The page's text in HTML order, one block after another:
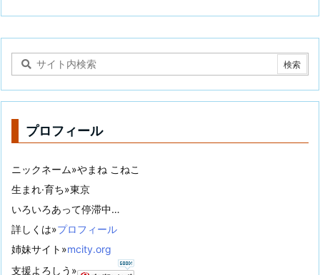
プロフィール
ニックネーム»やまね こねこ
生まれ·育ち»東京
いろいろあって停滞中…
詳しくは»プロフィール
姉妹サイト»mcity.org
支援よろしう»